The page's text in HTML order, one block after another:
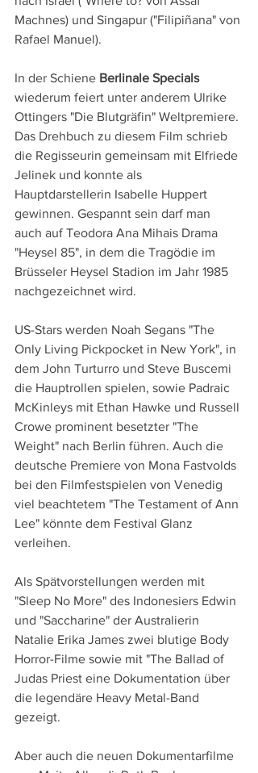
Machnes) und Singapur ("Filipiñana" von
Rafael Manuel).
In der Schiene Berlinale Specials
wiederum feiert unter anderem Ulrike
Ottingers "Die Blutgräfin" Weltpremiere.
Das Drehbuch zu diesem Film schrieb
die Regisseurin gemeinsam mit Elfriede
Jelinek und konnte als
Hauptdarstellerin Isabelle Huppert
gewinnen. Gespannt sein darf man
auch auf Teodora Ana Mihais Drama
"Heysel 85", in dem die Tragödie im
Brüsseler Heysel Stadion im Jahr 1985
nachgezeichnet wird.
US-Stars werden Noah Segans "The
Only Living Pickpocket in New York", in
dem John Turturro und Steve Buscemi
die Hauptrollen spielen, sowie Padraic
McKinleys mit Ethan Hawke und Russell
Crowe prominent besetzter "The
Weight" nach Berlin führen. Auch die
deutsche Premiere von Mona Fastvolds
bei den Filmfestspielen von Venedig
viel beachtetem "The Testament of Ann
Lee" könnte dem Festival Glanz
verleihen.
Als Spätvorstellungen werden mit
"Sleep No More" des Indonesiers Edwin
und "Saccharine" der Australierin
Natalie Erika James zwei blutige Body
Horror-Filme sowie mit "The Ballad of
Judas Priest eine Dokumentation über
die legendäre Heavy Metal-Band
gezeigt.
Aber auch die neuen Dokumentarfilme